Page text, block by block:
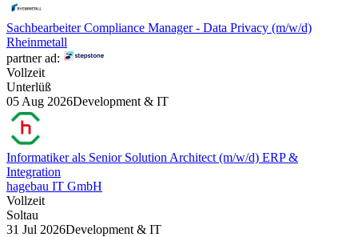
Sachbearbeiter Compliance Manager - Data Privacy (m/w/d)
Rheinmetall
partner ad:
Vollzeit
Unterlüß
05 Aug 2026Development & IT
Informatiker als Senior Solution Architect (m/w/d) ERP &
Integration
hagebau IT GmbH
Vollzeit
Soltau
31 Jul 2026Development & IT